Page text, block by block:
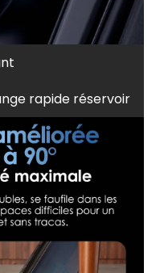
rapide réservoir